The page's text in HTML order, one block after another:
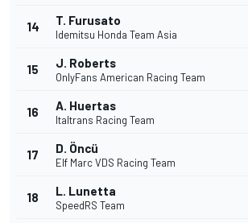
14 T. Furusato
Idemitsu Honda Team Asia
15 J. Roberts
OnlyFans American Racing Team
16 A. Huertas
Italtrans Racing Team
17 D. Öncü
Elf Marc VDS Racing Team
18 L. Lunetta
SpeedRS Team